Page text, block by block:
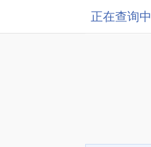
正在查询中